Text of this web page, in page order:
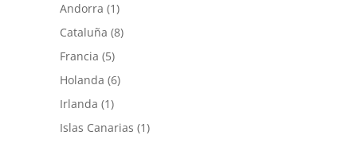
Andorra (1)
Cataluña (8)
Francia (5)
Holanda (6)
Irlanda (1)
Islas Canarias (1)